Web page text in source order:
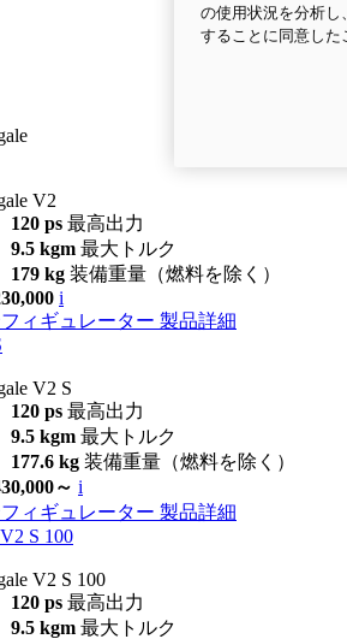
V2
120 ps 最高出力
9.5 kgm 最大トルク
179 kg 装備重量（燃料を除く）
i
ィギュレーター 製品詳細
V2 S
120 ps 最高出力
9.5 kgm 最大トルク
177.6 kg 装備重量（燃料を除く）
～ i
ィギュレーター 製品詳細
V2 S 100
V2 S 100
120 ps 最高出力
9.5 kgm 最大トルク
の使用状況を分析し
することに同意し